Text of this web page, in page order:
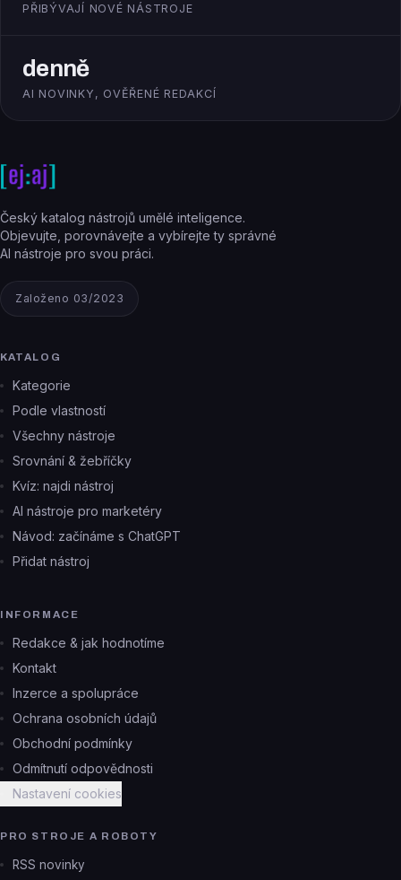
PŘIBÝVAJÍ NOVÉ NÁSTROJE
denně
AI NOVINKY, OVĚŘENÉ REDAKCÍ
Český katalog nástrojů umělé inteligence.
Objevujte, porovnávejte a vybírejte ty správné
AI nástroje pro svou práci.
Založeno 03/2023
KATALOG
Kategorie
Podle vlastností
Všechny nástroje
Srovnání & žebříčky
Kvíz: najdi nástroj
AI nástroje pro marketéry
Návod: začínáme s ChatGPT
Přidat nástroj
INFORMACE
Redakce & jak hodnotíme
Kontakt
Inzerce a spolupráce
Ochrana osobních údajů
Obchodní podmínky
Odmítnutí odpovědnosti
Nastavení cookies
PRO STROJE A ROBOTY
RSS novinky